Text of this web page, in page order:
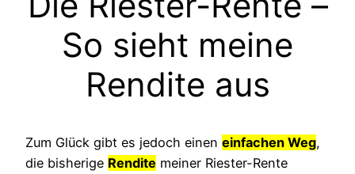
So sieht meine
Rendite aus
Zum Glück gibt es jedoch einen einfachen Weg,
die bisherige Rendite meiner Riester-Rente